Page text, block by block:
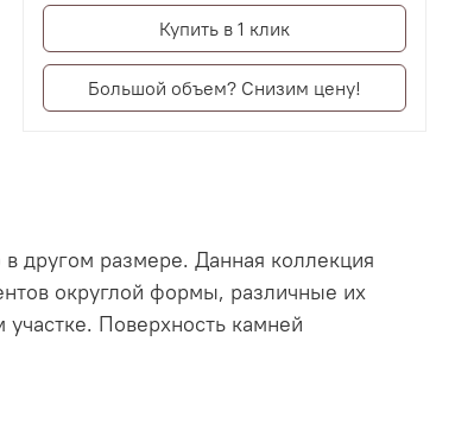
Купить в 1 клик
Большой объем? Снизим цену!
другом размере. Данная коллекция
округлой формы, различные их
Поверхность камней